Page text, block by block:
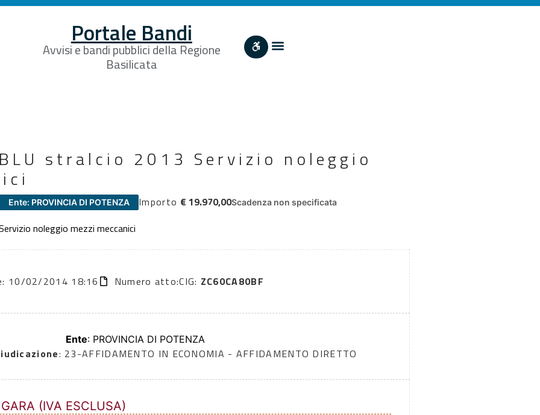
Portale Bandi
Avvisi e bandi pubblici della Regione
Basilicata
stralcio 2013 Servizio noleggio
Ente: PROVINCIA DI POTENZA Importo € 19.970,00Scadenza non specificata
noleggio mezzi meccanici
10/02/2014 18:16 Numero atto:CIG: ZC60CA80BF
Ente: PROVINCIA DI POTENZA
: 23-AFFIDAMENTO IN ECONOMIA - AFFIDAMENTO DIRETTO
(IVA ESCLUSA)